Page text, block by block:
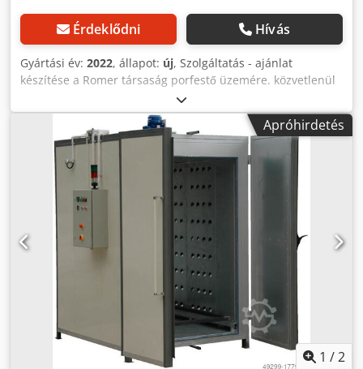
Érdeklődni Hívás
Gyártási év: 2022, állapot: új, Szolgáltatás - ajánlat
készítése a Romer társaság porfestő üzemére. közvetlenül
a gyártótól, Romer németország Porbevonó berendezések
és ipari kemencék gyártója, üzemi tervezés Szállítási idő
kb. 10-16 hét A szállítási költségeket külön kell kiszámítani.
Dkedpfsfnk H Sex Akuer
Apróhirdetés
1 /2